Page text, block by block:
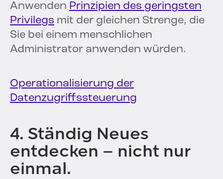
Anwenden Prinzipien des geringsten
Privilegs mit der gleichen Strenge, die
Sie bei einem menschlichen
Administrator anwenden würden.
Operationalisierung der
Datenzugriffssteuerung
4. Ständig Neues
entdecken – nicht nur
einmal.